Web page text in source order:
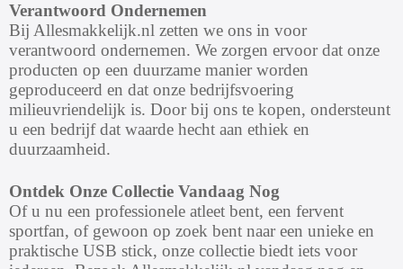
Verantwoord Ondernemen
Bij Allesmakkelijk.nl zetten we ons in voor
verantwoord ondernemen. We zorgen ervoor dat onze
producten op een duurzame manier worden
geproduceerd en dat onze bedrijfsvoering
milieuvriendelijk is. Door bij ons te kopen, ondersteunt
u een bedrijf dat waarde hecht aan ethiek en
duurzaamheid.
Ontdek Onze Collectie Vandaag Nog
Of u nu een professionele atleet bent, een fervent
sportfan, of gewoon op zoek bent naar een unieke en
praktische USB stick, onze collectie biedt iets voor